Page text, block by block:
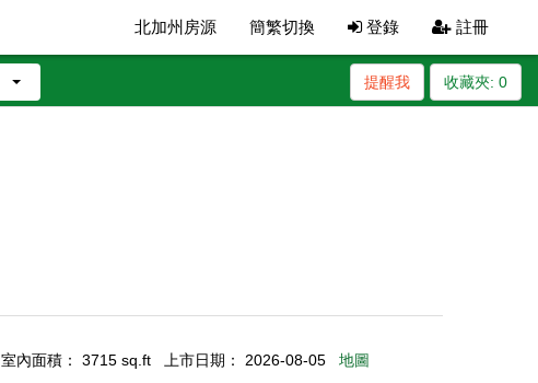
北加州房源 簡繁切換 登錄 註冊
收藏夾: 0
提醒我
室內面積： 3715 sq.ft 上市日期： 2026-08-05 地圖